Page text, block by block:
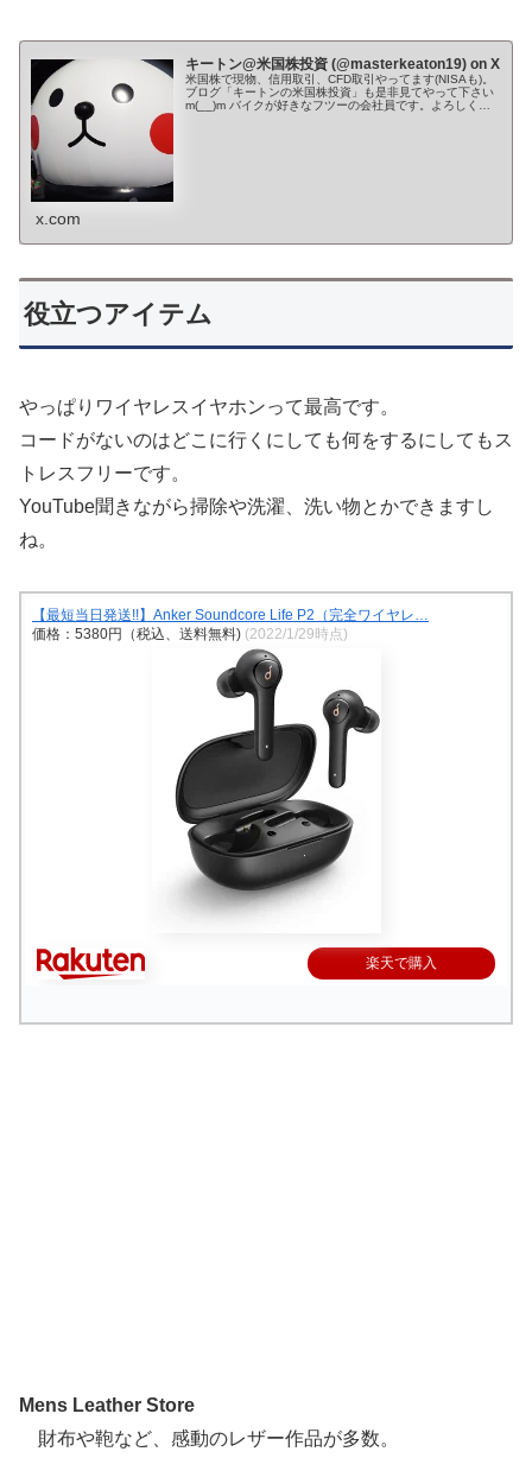
キートン@米国株投資 (@masterkeaton19) on X
米国株で現物、信用取引、CFD取引やってます(NISAも)。
ブログ「キートンの米国株投資」も是非見てやって下さい
m(__)m バイクが好きなフツーの会社員です。よろしくお
x.com
役立つアイテム
やっぱりワイヤレスイヤホンって最高です。
コードがないのはどこに行くにしても何をするにしてもス
トレスフリーです。
YouTube聞きながら掃除や洗濯、洗い物とかできますし
ね。
【最短当日発送!!】Anker Soundcore Life P2（完全ワイヤレ…
価格：5380円（税込、送料無料) (2022/1/29時点)
楽天で購入
Mens Leather Store
財布や鞄など、感動のレザー作品が多数。